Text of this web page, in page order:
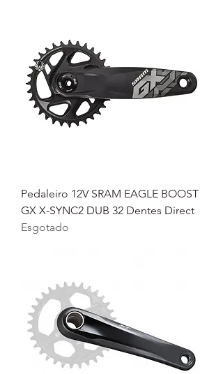
Pedaleiro 12V SRAM EAGLE BOOST
GX X-SYNC2 DUB 32 Dentes Direct
Esgotado